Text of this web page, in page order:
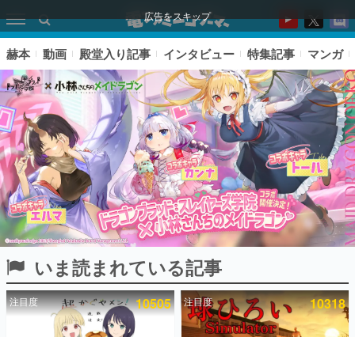
広告をスキップ
ピックアップ
電ファミのいま読まれている記事ランキング
赫本 動画 殿堂入り記事 インタビュー 特集記事 マンガ
いま読まれている記事
注目度 10505 注目度 10318